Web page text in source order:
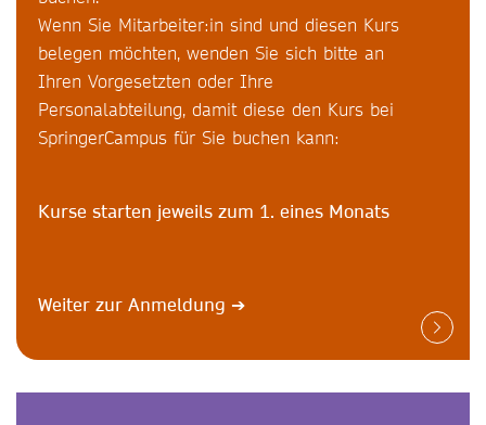
Wenn Sie Mitarbeiter:in sind und diesen Kurs
belegen möchten, wenden Sie sich bitte an
Ihren Vorgesetzten oder Ihre
Personalabteilung, damit diese den Kurs bei
SpringerCampus für Sie buchen kann:
Kurse starten jeweils zum 1. eines Monats
Weiter zur Anmeldung ➔